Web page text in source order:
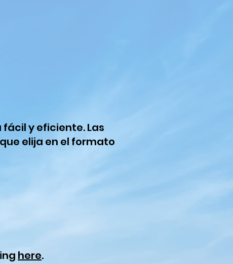
y eficiente. Las
elija en el formato
here.